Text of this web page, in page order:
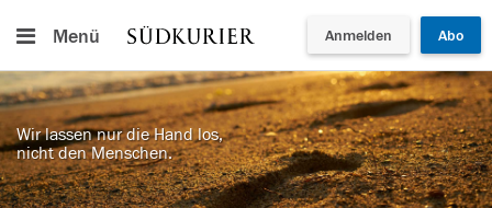
Menü Anmelden Abo
Wir lassen nur die Hand los,
nicht den Menschen.